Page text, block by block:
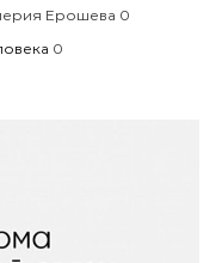
Ерошева 0
0